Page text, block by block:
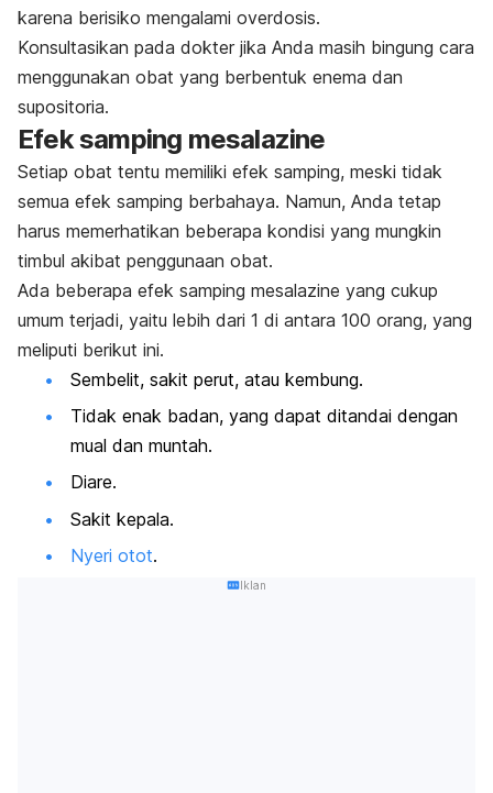
karena berisiko mengalami overdosis.
Konsultasikan pada dokter jika Anda masih bingung cara
menggunakan obat yang berbentuk enema dan
supositoria.
Efek samping mesalazine
Setiap obat tentu memiliki efek samping, meski tidak
semua efek samping berbahaya. Namun, Anda tetap
harus memerhatikan beberapa kondisi yang mungkin
timbul akibat penggunaan obat.
Ada beberapa efek samping mesalazine yang cukup
umum terjadi, yaitu lebih dari 1 di antara 100 orang, yang
meliputi berikut ini.
Sembelit, sakit perut, atau kembung.
Tidak enak badan, yang dapat ditandai dengan
mual dan muntah.
Diare.
Sakit kepala.
Nyeri otot.
Iklan